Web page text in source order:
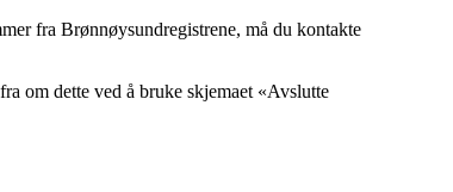
fra Brønnøysundregistrene, må du kontakte
om dette ved å bruke skjemaet «Avslutte